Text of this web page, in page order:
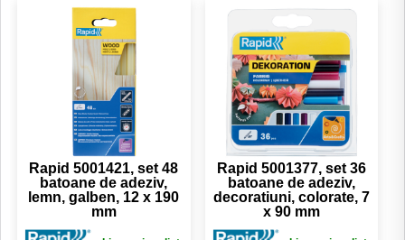
Rapid 5001421, set 48
batoane de adeziv,
lemn, galben, 12 x 190
mm
Rapid 5001377, set 36
batoane de adeziv,
decoratiuni, colorate, 7
x 90 mm